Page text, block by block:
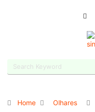
Home Olhares